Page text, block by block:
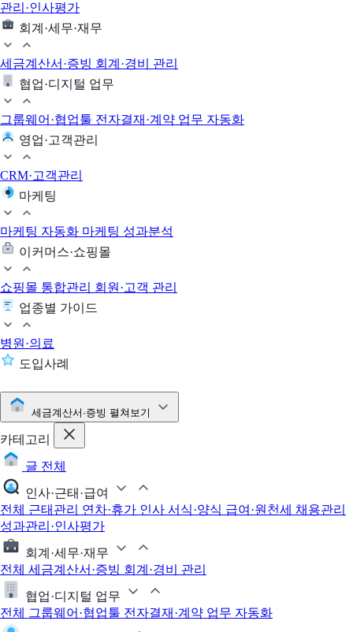
관리·인사평가
회계·세무·재무
세금계산서·증빙 회계·경비 관리
협업·디지털 업무
그룹웨어·협업툴 전자결재·계약 업무 자동화
영업·고객관리
CRM·고객관리
마케팅
마케팅 자동화 마케팅 성과분석
이커머스·쇼핑몰
쇼핑몰 통합관리 회원·고객 관리
업종별 가이드
병원·의료
도입사례
세금계산서·증빙 펼쳐보기
카테고리
글 전체
인사·근태·급여
전체 근태관리 연차·휴가 인사 서식·양식 급여·원천세 채용관리
성과관리·인사평가
회계·세무·재무
전체 세금계산서·증빙 회계·경비 관리
협업·디지털 업무
전체
그룹웨어·협업툴 전자결재·계약 업무 자동화